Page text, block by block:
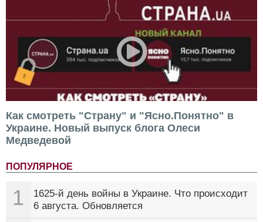
Как смотреть "Страну" и "Ясно.Понятно" в
Украине. Новый выпуск блога Олеси
Медведевой
ПОПУЛЯРНОЕ
1
1625-й день войны в Украине. Что происходит
6 августа. Обновляется